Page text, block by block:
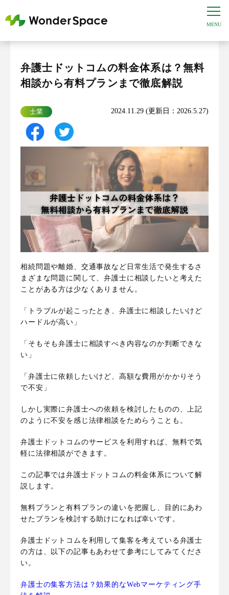
弁護士ドットコムの料金体系は？無料
相談から有料プランまで徹底解説
士業 2024.11.29 (更新日：2026.5.27)
相続問題や離婚、交通事故など日常生活で発生するさ
まざまな問題に関して、弁護士に相談したいと考えた
ことがある方は少なくありません。
「トラブルが起こったとき、弁護士に相談したいけど
ハードルが高い」
「そもそも弁護士に相談すべき内容なのか判断できな
い」
「弁護士に依頼したいけど、高額な費用がかかりそう
で不安」
しかし実際に弁護士への依頼を検討したものの、上記
のように不安を感じ法律相談をためらうことも。
弁護士ドットコムのサービスを利用すれば、無料で気
軽に法律相談ができます。
この記事では弁護士ドットコムの料金体系について解
説します。
無料プランと有料プランの違いを把握し、目的にあわ
せたプランを検討する助けになれば幸いです。
弁護士ドットコムを利用して集客を考えている弁護士
の方は、以下の記事もあわせて参考にしてみてくださ
い。
弁護士の集客方法は？効果的なWebマーケティング手